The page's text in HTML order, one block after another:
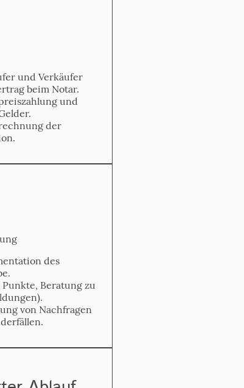
und Verkäufer
beim Notar.
und
der
des
Beratung zu
von Nachfragen